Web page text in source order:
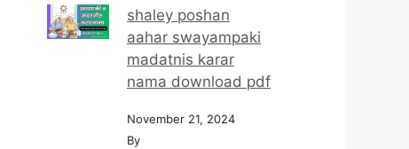
shaley poshan
aahar swayampaki
madatnis karar
nama download pdf
November 21, 2024
By